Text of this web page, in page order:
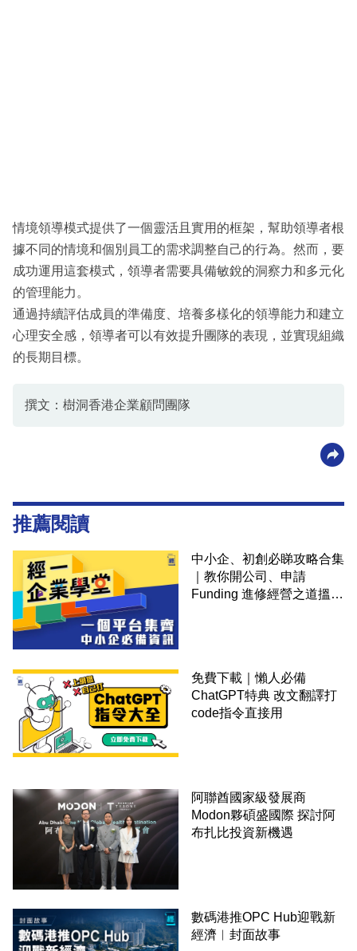
情境領導模式提供了一個靈活且實用的框架，幫助領導者根
據不同的情境和個別員工的需求調整自己的行為。然而，要
成功運用這套模式，領導者需要具備敏銳的洞察力和多元化
的管理能力。
通過持續評估成員的準備度、培養多樣化的領導能力和建立
心理安全感，領導者可以有效提升團隊的表現，並實現組織
的長期目標。
撰文：樹洞香港企業顧問團隊
推薦閱讀
中小企、初創必睇攻略合集
｜教你開公司、申請
Funding 進修經營之道搵大
免費下載｜懶人必備
ChatGPT特典 改文翻譯打
code指令直接用
阿聯酋國家級發展商
Modon夥碩盛國際 探討阿
布扎比投資新機遇
數碼港推OPC Hub迎戰新
經濟︳封面故事